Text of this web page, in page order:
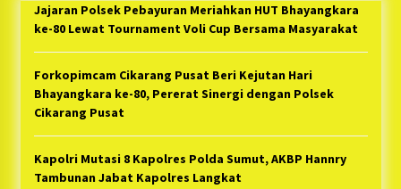
Jajaran Polsek Pebayuran Meriahkan HUT Bhayangkara
ke-80 Lewat Tournament Voli Cup Bersama Masyarakat
Forkopimcam Cikarang Pusat Beri Kejutan Hari
Bhayangkara ke-80, Pererat Sinergi dengan Polsek
Cikarang Pusat
Kapolri Mutasi 8 Kapolres Polda Sumut, AKBP Hannry
Tambunan Jabat Kapolres Langkat